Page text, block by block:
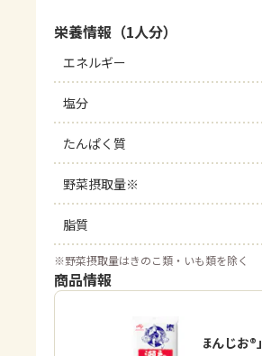
栄養情報（1人分）
エネルギー
塩分
たんぱく質
野菜摂取量※
脂質
※野菜摂取量はきのこ類・いも類を除く
商品情報
「瀬戸のほんじお®」